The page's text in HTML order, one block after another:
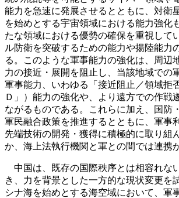
能力を急速に発展させるとともに、対衛
を始めとする宇宙領域における能力強化
たな領域における優勢の確保を重視して
ル防衛を突破するための能力や揚陸能力
る。このような軍事能力の強化は、周辺
力の接近・展開を阻止し、当該地域での
軍事能力、いわゆる「接近阻止／領域拒
Ｄ」）能力の強化や、より遠方での作戦
ながるものである。これらに加え、国防
軍民融合政策を推進するとともに、軍事
先端技術の開発・獲得に積極的に取り組
か、海上法執行機関と軍との間では連携
中国は、既存の国際秩序とは相容れな
き、力を背景とした一方的な現状変更を
シナ海を始めとする海空域において、軍